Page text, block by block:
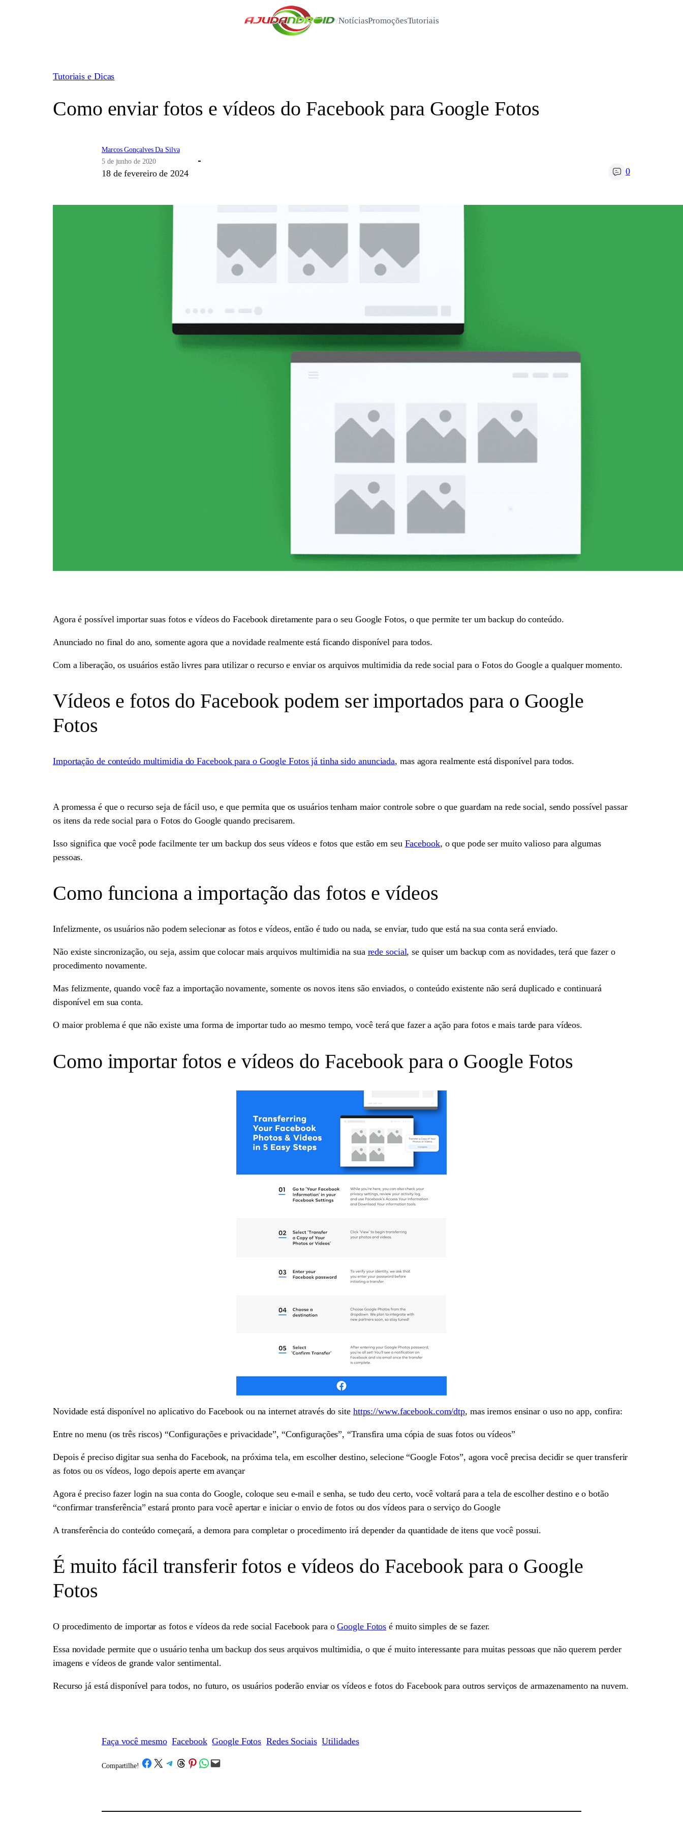
/NotíciasPromoçõesTutoriais
Tutoriais e Dicas
Como enviar fotos e vídeos do Facebook para Google Fotos
Marcos Gonçalves Da Silva
5 de junho de 2020
18 de fevereiro de 2024 0
Agora é possível importar suas fotos e vídeos do Facebook diretamente para o seu Google Fotos, o que permite ter um backup do conteúdo.
Anunciado no final do ano, somente agora que a novidade realmente está ficando disponível para todos.
Com a liberação, os usuários estão livres para utilizar o recurso e enviar os arquivos multimidia da rede social para o Fotos do Google a qualquer momento.
Vídeos e fotos do Facebook podem ser importados para o Google
Fotos
Importação de conteúdo multimidia do Facebook para o Google Fotos já tinha sido anunciada, mas agora realmente está disponível para todos.
A promessa é que o recurso seja de fácil uso, e que permita que os usuários tenham maior controle sobre o que guardam na rede social, sendo possível passar
os itens da rede social para o Fotos do Google quando precisarem.
Isso significa que você pode facilmente ter um backup dos seus vídeos e fotos que estão em seu Facebook, o que pode ser muito valioso para algumas
pessoas.
Como funciona a importação das fotos e vídeos
Infelizmente, os usuários não podem selecionar as fotos e vídeos, então é tudo ou nada, se enviar, tudo que está na sua conta será enviado.
Não existe sincronização, ou seja, assim que colocar mais arquivos multimidia na sua rede social, se quiser um backup com as novidades, terá que fazer o
procedimento novamente.
Mas felizmente, quando você faz a importação novamente, somente os novos itens são enviados, o conteúdo existente não será duplicado e continuará
disponível em sua conta.
O maior problema é que não existe uma forma de importar tudo ao mesmo tempo, você terá que fazer a ação para fotos e mais tarde para vídeos.
Como importar fotos e vídeos do Facebook para o Google Fotos
Novidade está disponível no aplicativo do Facebook ou na internet através do site https://www.facebook.com/dtp, mas iremos ensinar o uso no app, confira:
Entre no menu (os três riscos) “Configurações e privacidade”, “Configurações”, “Transfira uma cópia de suas fotos ou vídeos”
Depois é preciso digitar sua senha do Facebook, na próxima tela, em escolher destino, selecione “Google Fotos”, agora você precisa decidir se quer transferir
as fotos ou os vídeos, logo depois aperte em avançar
Agora é preciso fazer login na sua conta do Google, coloque seu e-mail e senha, se tudo deu certo, você voltará para a tela de escolher destino e o botão
“confirmar transferência” estará pronto para você apertar e iniciar o envio de fotos ou dos vídeos para o serviço do Google
A transferência do conteúdo começará, a demora para completar o procedimento irá depender da quantidade de itens que você possui.
É muito fácil transferir fotos e vídeos do Facebook para o Google
Fotos
O procedimento de importar as fotos e vídeos da rede social Facebook para oGoogle Fotos é muito simples de se fazer.
Essa novidade permite que o usuário tenha um backup dos seus arquivos multimidia, o que é muito interessante para muitas pessoas que não querem perder
imagens e vídeos de grande valor sentimental.
Recurso já está disponível para todos, no futuro, os usuários poderão enviar os vídeos e fotos do Facebook para outros serviços de armazenamento na nuvem.
Faça você mesmo Facebook Google Fotos Redes Sociais Utilidades
Compartilhe! /Share on Facebook
Share on X Share on Telegram
Share on Threads
Share on Pinterest
Share on WhatsApp
Email this Page